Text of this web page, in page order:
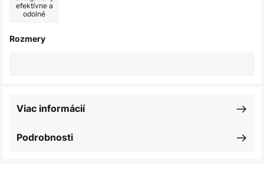
efektívne a
odolné
Rozmery
Podrobnosti
Viac informácií